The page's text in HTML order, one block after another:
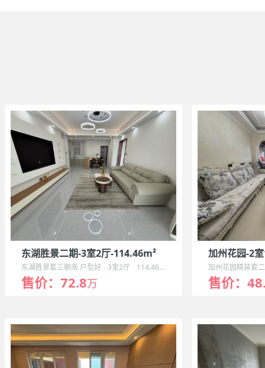
东湖胜景二期-3室2厅-114.46m²
东湖胜景套三朝南 户型好 3室2厅 114.46m²
售价：72.8万
加州花园-2
加州花园精装套
售价：